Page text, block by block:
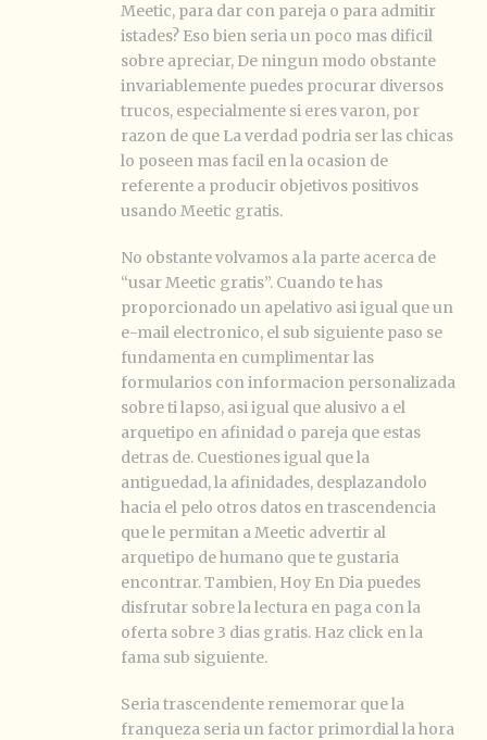
Meetic, para dar con pareja o para admitir
istades? Eso bien seria un poco mas dificil
sobre apreciar, De ningun modo obstante
invariablemente puedes procurar diversos
trucos, especialmente si eres varon, por
razon de que La verdad podri­a ser las chicas
lo poseen mas facil en la ocasion de
referente a producir objetivos positivos
usando Meetic gratis.
No obstante volvamos a la parte acerca de
“usar Meetic gratis”. Cuando te has
proporcionado un apelativo asi igual que un
e-mail electronico, el sub siguiente paso se
fundamenta en cumplimentar las
formularios con informacion personalizada
sobre ti lapso, asi igual que alusivo a el
arquetipo en afinidad o pareja que estas
detras de. Cuestiones igual que la
antiguedad, la afinidades, desplazandolo
hacia el pelo otros datos en trascendencia
que le permitan a Meetic advertir al
arquetipo de humano que te gustaria
encontrar. Tambien, Hoy En Dia puedes
disfrutar sobre la lectura en paga con la
oferta sobre 3 dias gratis. Haz click en la
fama sub siguiente.
Seria trascendente rememorar que la
franqueza seria un factor primordial la hora